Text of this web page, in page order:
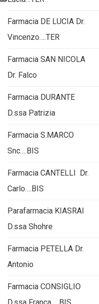
Farmacia DE LUCIA Dr.
Vincenzo….TER
Farmacia SAN NICOLA
Dr. Falco
Farmacia DURANTE
D.ssa Patrizia
Farmacia S.MARCO
Snc….BIS
Farmacia CANTELLI Dr.
Carlo….BIS
Parafarmacia KIASRAI
D.ssa Shohre
Farmacia PETELLA Dr.
Antonio
Farmacia CONSIGLIO